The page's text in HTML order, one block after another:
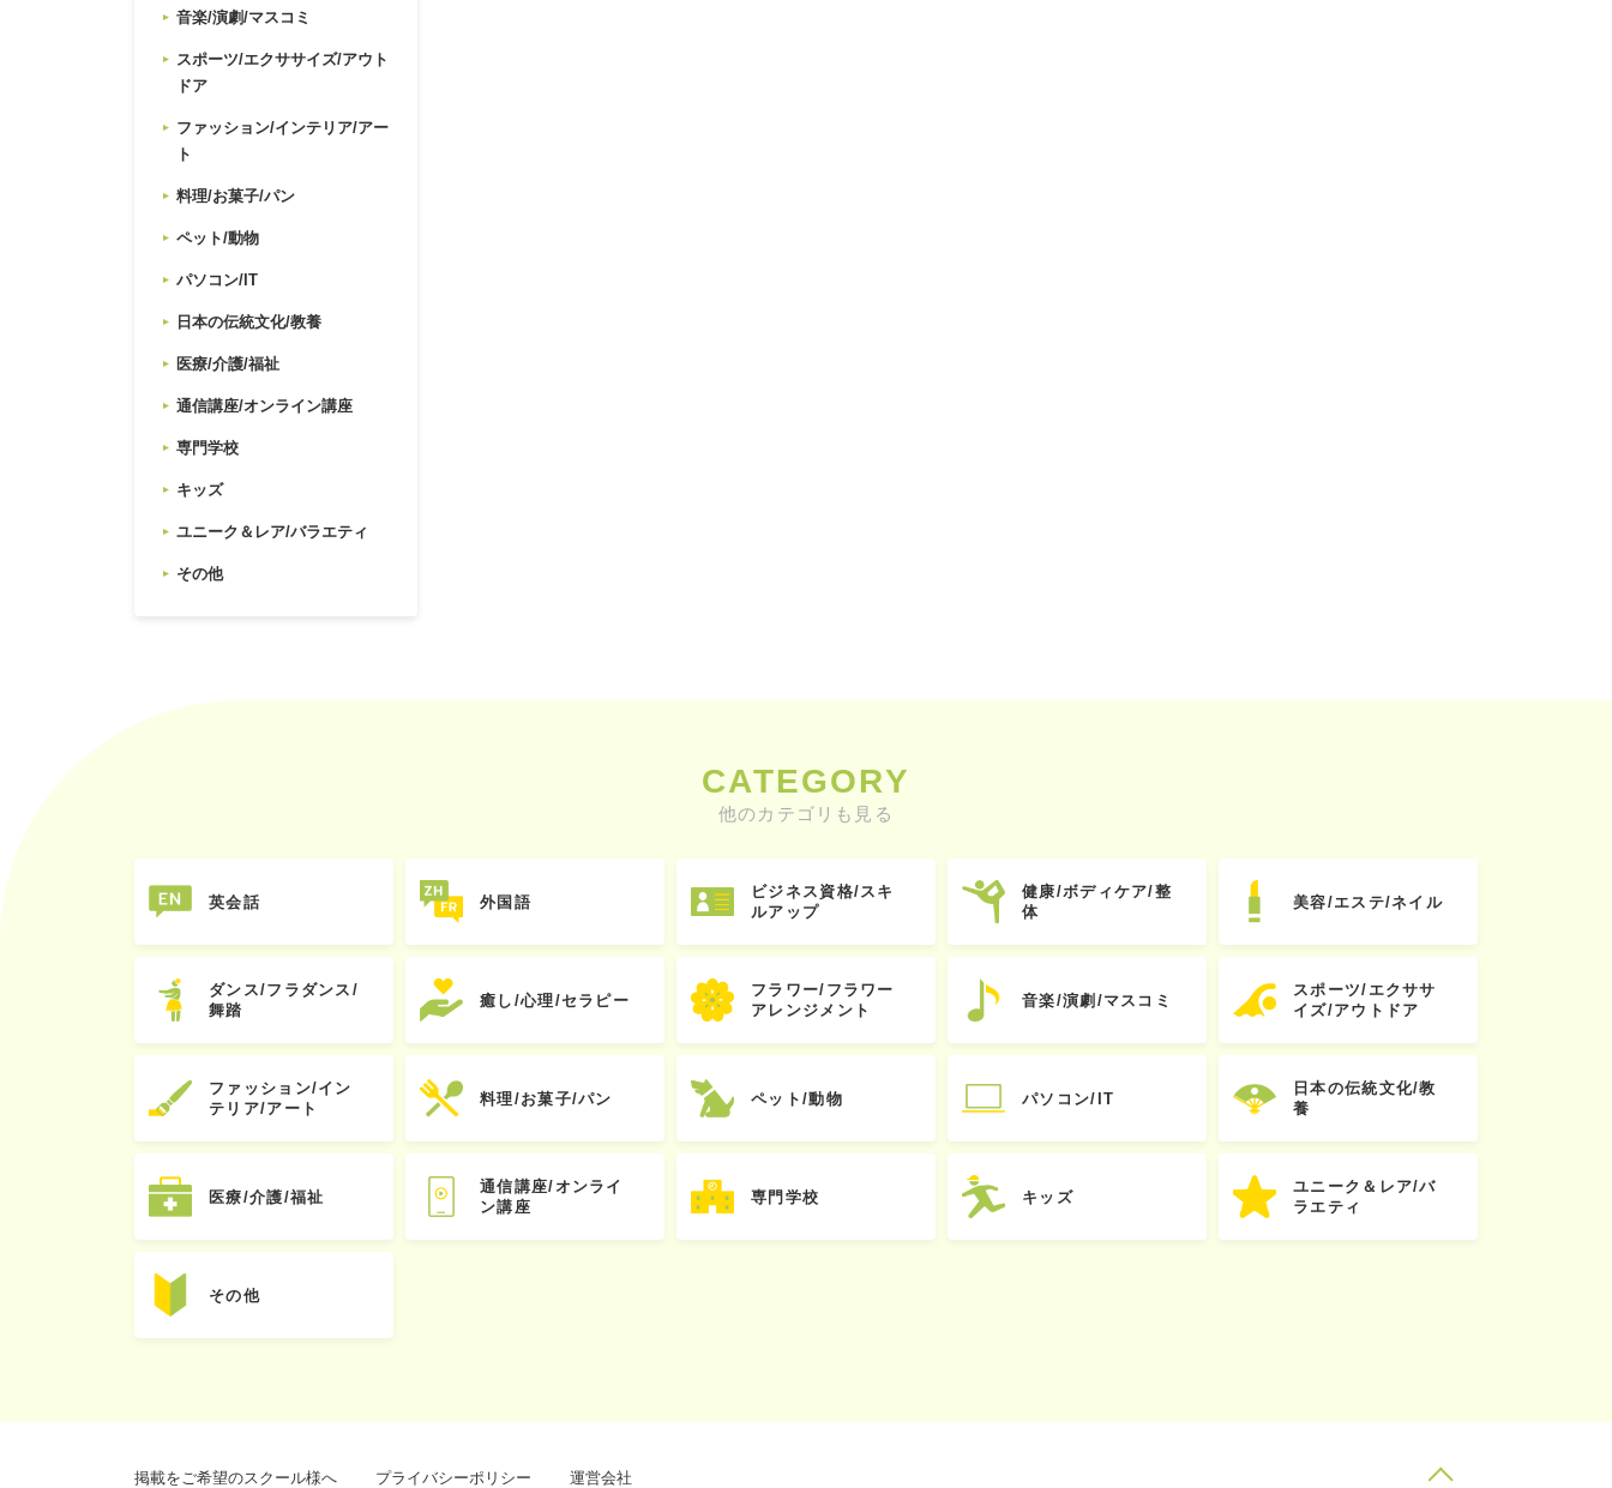
音楽/演劇/マスコミ
スポーツ/エクササイズ/アウト
ドア
ファッション/インテリア/アー
ト
料理/お菓子/パン
ペット/動物
パソコン/IT
日本の伝統文化/教養
医療/介護/福祉
通信講座/オンライン講座
専門学校
キッズ
ユニーク＆レア/バラエティ
その他
CATEGORY
他のカテゴリも見る
英会話 外国語
ビジネス資格/スキ
ルアップ
健康/ボディケア/整
体
美容/エステ/ネイル
ダンス/フラダンス/
舞踏
癒し/心理/セラピー
フラワー/フラワー
アレンジメント
音楽/演劇/マスコミ
スポーツ/エクササ
イズ/アウトドア
ファッション/イン
テリア/アート
料理/お菓子/パン ペット/動物 パソコン/IT
日本の伝統文化/教
養
医療/介護/福祉
通信講座/オンライ
ン講座
専門学校 キッズ
ユニーク＆レア/バ
ラエティ
その他
掲載をご希望のスクール様へ プライバシーポリシー 運営会社